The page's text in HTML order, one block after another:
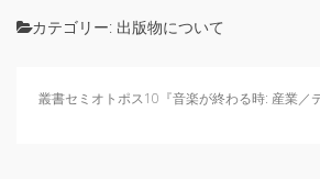
カテゴリー: 出版物について
叢書セミオトポス10『音楽が終わる時: 産業／